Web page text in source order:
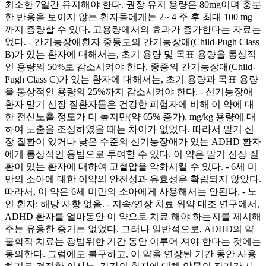
최소한 7일간 유지해야 한다. 권장 유지 용량은 80mg이며 충분
한 반응을 보이지 않는 환자들에게는 2∼4 주 후 최대 100 mg
까지 증량할 수 있다. 고용량에서의 효과가 증가한다는 자료는
없다. - 간기능장애환자 중등도의 간기능장애(Child-Pugh Class
B)가 있는 환자에 대해서는, 초기 용량 및 목표 용량을 통상적
인 용량의 50%로 감소시켜야 한다. 중증의 간기능장애(Child-
Pugh Class C)가 있는 환자에 대해서는, 초기 용량과 목표 용량
을 통상적인 용량의 25%까지 감소시켜야 한다. - 신기능장애
환자 말기 신장 질환자들은 건강한 피험자에 비해 이 약에 대
한 전신노출 정도가 더 높지만(약 65% 증가), mg/kg 용량에 대
하여 노출을 조정하였을 때는 차이가 없었다. 따라서 말기 신
장 질환이 있거나 낮은 수준의 신기능장애가 있는 ADHD 환자
에게 통상적인 용법으로 투여할 수 있다. 이 약은 말기 신장 질
환이 있는 환자에 대하여 고혈압을 악화시킬 수 있다. - 6세 미
만의 소아에 대한 이약의 안전성과 유효성은 확립되지 않았다.
따라서, 이 약은 6세 미만의 소아에게 사용해서는 안된다. - 노
인 환자: 해당 사항 없음. - 지속/연장 치료 위약 대조 연구에서,
ADHD 환자를 얼마동안 이 약으로 치료 해야 하는지를 제시해
주는 유용한 증거는 없었다. 그러나 일반적으로, ADHD의 약
물학적 치료는 광범위한 기간 동안 이루어 져야 한다는 것에는
동의한다. 그럼에도 불구하고, 이 약을 연장된 기간 동안 사용